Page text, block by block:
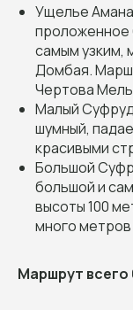
Ущелье
проложенное
самым узким,
Домбая.
Чертова
Малый
шумный,
красивыми
Большой
большой и
высоты 100
много метров
Маршрут всего